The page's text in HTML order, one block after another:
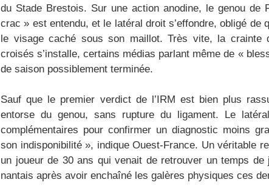
du Stade Brestois. Sur une action anodine, le genou de
crac » est entendu, et le latéral droit s’effondre, obligé de
le visage caché sous son maillot. Très vite, la crainte
croisés s’installe, certains médias parlant même de «
de saison possiblement terminée.
Sauf que le premier verdict de l’IRM est bien plus
entorse du genou, sans rupture du ligament. Le
complémentaires pour confirmer un diagnostic moins
son indisponibilité », indique Ouest-France. Un véritable
un joueur de 30 ans qui venait de retrouver un temps
nantais après avoir enchaîné les galères physiques ces